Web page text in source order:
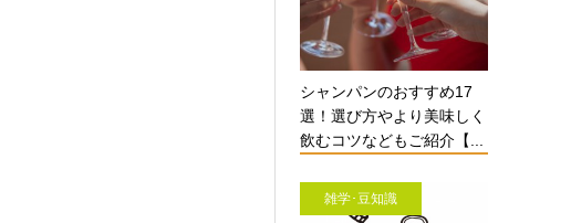
シャンパンのおすすめ17
選！選び方やより美味しく
飲むコツなどもご紹介【...
雑学･豆知識